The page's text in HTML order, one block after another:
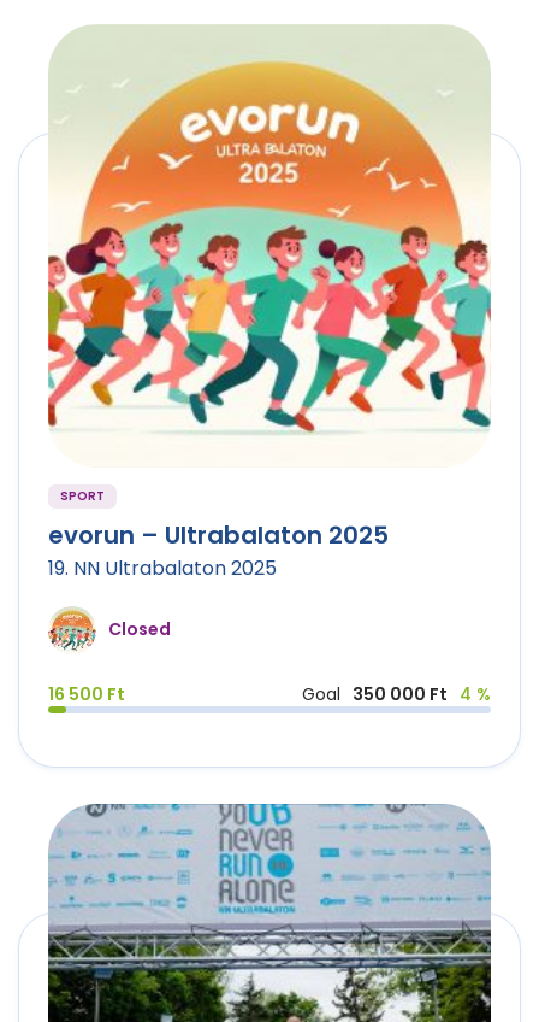
SPORT
evorun – Ultrabalaton 2025
19. NN Ultrabalaton 2025
Closed
16 500 Ft Goal 350 000 Ft 4 %